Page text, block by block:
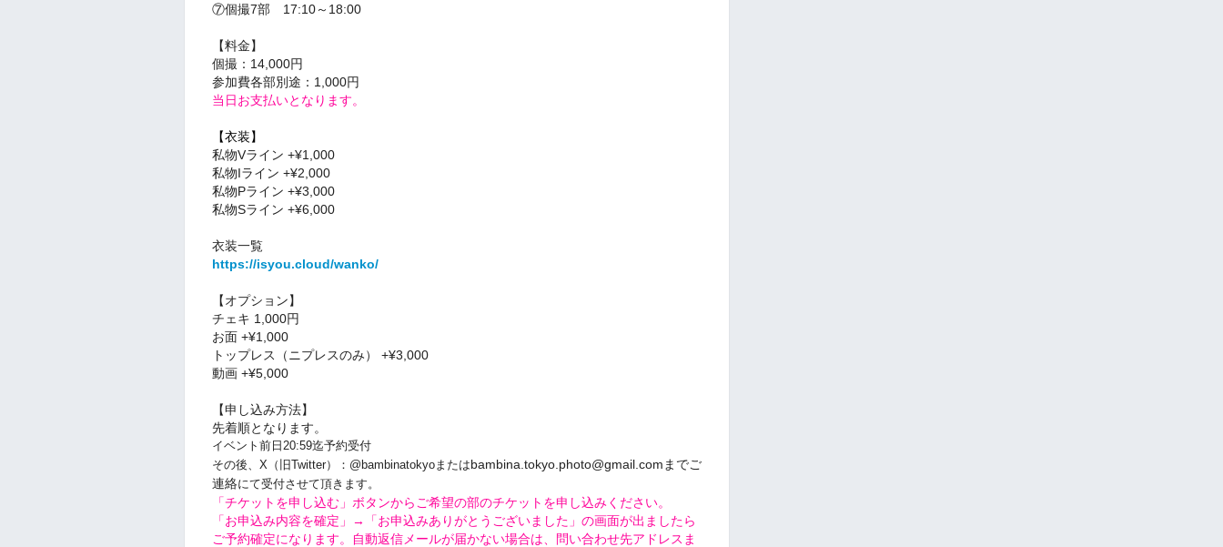
⑦個撮7部 17:10～18:00
【料金】
個撮：14,000円
参加費各部別途：1,000円
当日お支払いとなります。
【衣装】
私物Vライン +¥1,000
私物Iライン +¥2,000
私物Pライン +¥3,000
私物Sライン +¥6,000
衣装一覧
https://isyou.cloud/wanko/
【オプション】
チェキ 1,000円
お面 +¥1,000
トップレス（ニプレスのみ） +¥3,000
動画 +¥5,000
【申し込み方法】
先着順となります。
イベント前日20:59迄予約受付
その後、X（旧Twitter）：@bambinatokyoまたはbambina.tokyo.photo@gmail.comまでご
連絡にて受付させて頂きます。
「チケットを申し込む」ボタンからご希望の部のチケットを申し込みください。
「お申込み内容を確定」→「お申込みありがとうございました」の画面が出ましたら
ご予約確定になります。自動返信メールが届かない場合は、問い合わせ先アドレスま